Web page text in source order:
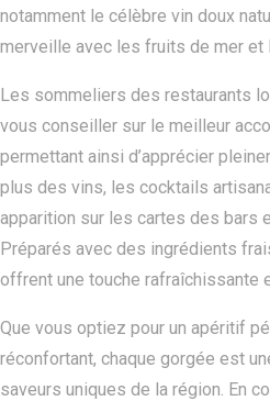
notamment le célèbre vin doux
merveille avec les fruits de mer et
Les sommeliers des restaurants
vous conseiller sur le meilleur
permettant ainsi d’apprécier
plus des vins, les cocktails
apparition sur les cartes des bars
Préparés avec des ingrédients
offrent une touche rafraîchissante
Que vous optiez pour un apéritif
réconfortant, chaque gorgée est
saveurs uniques de la région. En